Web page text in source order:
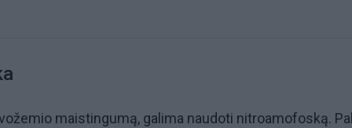
maistingumą, galima naudoti nitroamofoską.